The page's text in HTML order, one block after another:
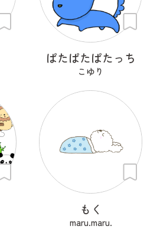
ぱたぱたぱたっち
こゆり
もく
maru.maru.